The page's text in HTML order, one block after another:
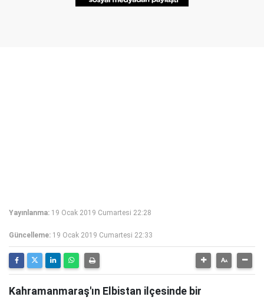
Yayınlanma: 19 Ocak 2019 Cumartesi 22:28
Güncelleme: 19 Ocak 2019 Cumartesi 22:33
Kahramanmaraş'ın Elbistan ilçesinde bir